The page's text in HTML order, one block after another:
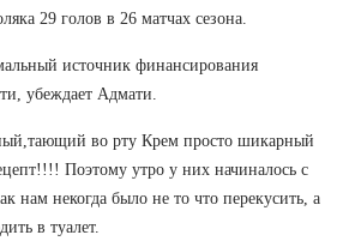
29 голов в 26 матчах сезона.
источник финансирования
убеждает Адмати.
во рту Крем просто шикарный
Поэтому утро у них начиналось с
нам некогда было не то что перекусить, а
в туалет.